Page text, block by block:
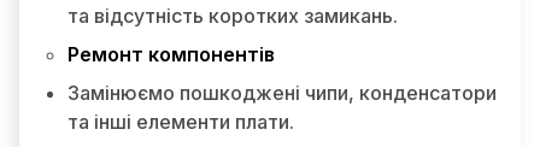
та відсутність коротких замикань.
Ремонт компонентів
Замінюємо пошкоджені чипи, конденсатори
та інші елементи плати.